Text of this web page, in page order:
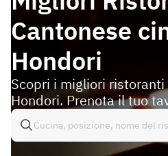
Cantonese
Hondori
Scopri i migliori ristoranti
Hondori. Prenota il tuo